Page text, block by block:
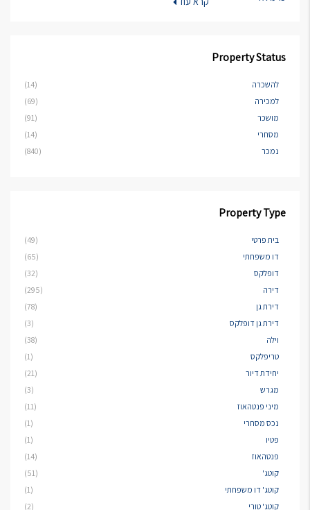
Property Status
להשכרה
(14)
למכירה
(69)
מושכר
(91)
מסחרי
(14)
נמכר
(840)
Property Type
בית פרטי
(49)
דו משפחתי
(65)
דופלקס
(32)
דירה
(295)
דירת גן
(78)
דירת גן דופלקס
(3)
וילה
(38)
טריפלקס
(1)
יחידת דיור
(21)
מגרש
(3)
מיני פנטהאוז
(11)
נכס מסחרי
(1)
פטיו
(1)
פנטהאוז
(14)
קוטג'
(51)
קוטג' דו משפחתי
(1)
קוטג' טורי
(2)